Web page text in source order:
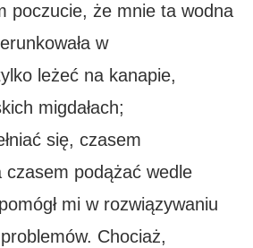
poczucie, że mnie ta wodna
w
leżeć na kanapie,
migdałach;
się, czasem
czasem podążać wedle
mi w rozwiązywaniu
Chociaż,